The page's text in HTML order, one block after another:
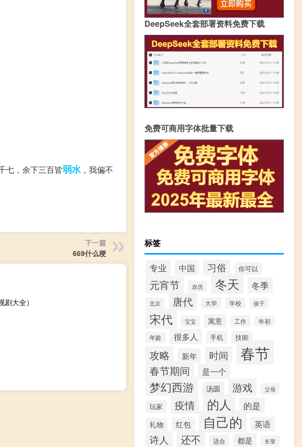
七，余下三百皆弱水，我偏不
下一篇
669什么梗
大全）
DeepSeek全套部署资料免费下载
免费可商用字体批量下载
标签
专业 中国 习俗 你可以
元宵节 农历 冬天 冬季
北京 唐代 大学 学校 孩子
宋代 宝宝 寓意 工作
年初
年龄
很多人 手机 技能
攻略 新年 时间 春节
春节期间 是一个
梦幻西游 汤圆 游戏 父母
玩家 疫情 的人 的是
礼物 红包 自己的 英语
诗人 还不 适合 都是 长辈